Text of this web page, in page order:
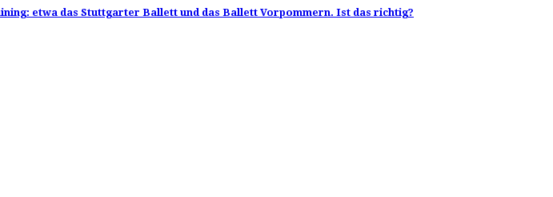
etwa das Stuttgarter Ballett und das Ballett Vorpommern. Ist das richtig?